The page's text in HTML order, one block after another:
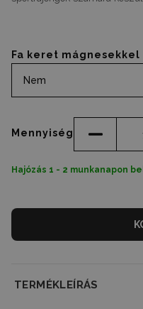
Hajózás 1 - 2 munkanapon
Fa keret mágnesekkel
Nem
Mennyiség
TERMÉKLEÍRÁS